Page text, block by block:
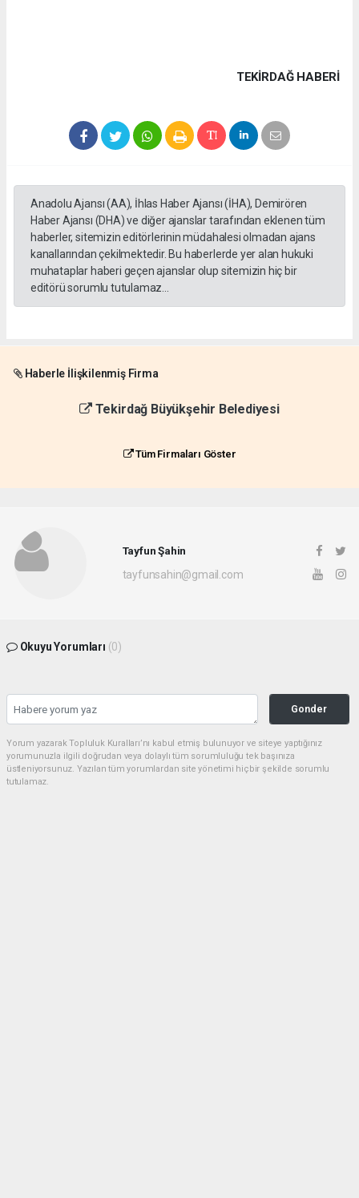
TEKIRDAĞ HABERİ
Anadolu Ajansı (AA), İhlas Haber Ajansı (İHA), Demirören
Haber Ajansı (DHA) ve diğer ajanslar tarafından eklenen tüm
haberler, sitemizin editörlerinin müdahalesi olmadan ajans
kanallarından çekilmektedir. Bu haberlerde yer alan hukuki
muhataplar haberi geçen ajanslar olup sitemizin hiç bir
editörü sorumlu tutulamaz...
Haberle İlişkilenmiş Firma
Tekirdağ Büyükşehir Belediyesi
Tüm Firmaları Göster
Tayfun Şahin
tayfunsahin@gmail.com
Okuyu Yorumları (0)
Gonder
Yorum yazarak Topluluk Kuralları’nı kabul etmiş bulunuyor ve siteye yaptığınız
yorumunuzla ilgili doğrudan veya dolaylı tüm sorumluluğu tek başınıza
üstleniyorsunuz. Yazılan tüm yorumlardan site yönetimi hiçbir şekilde sorumlu
tutulamaz.